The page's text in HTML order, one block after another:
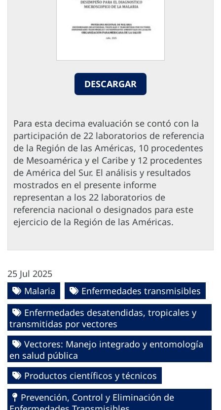
DESCARGAR
Para esta decima evaluación se contó con la
participación de 22 laboratorios de referencia
de la Región de las Américas, 10 procedentes
de Mesoamérica y el Caribe y 12 procedentes
de América del Sur. El análisis y resultados
mostrados en el presente informe
representan a los 22 laboratorios de
referencia nacional o designados para este
ejercicio de la Región de las Américas.
25 Jul 2025
Malaria
Enfermedades transmisibles
Enfermedades desatendidas, tropicales y
transmitidas por vectores
Vectores: Manejo integrado y entomología
en salud pública
Productos científicos y técnicos
Prevención, Control y Eliminación de